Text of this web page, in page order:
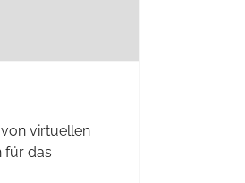
virtuellen
für das